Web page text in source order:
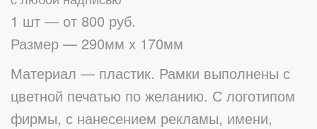
1 шт — от 800 руб.
Размер — 290мм х 170мм
Материал — пластик. Рамки выполнены с
цветной печатью по желанию. С логотипом
фирмы, с нанесением рекламы, имени,